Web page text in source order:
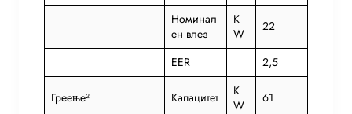
Номинал
ен влез
K
W
22
EER 2,5
Греење² Капацитет
K
W
61